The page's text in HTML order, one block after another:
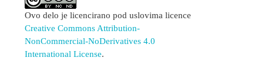
Ovo delo je licencirano pod uslovima licence
Creative Commons Attribution-
NonCommercial-NoDerivatives 4.0
International License.